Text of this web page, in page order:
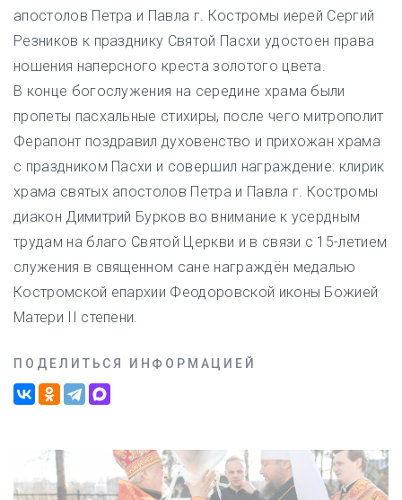
апостолов Петра и Павла г. Костромы иерей Сергий
Резников к празднику Святой Пасхи удостоен права
ношения наперсного креста золотого цвета.
В конце богослужения на середине храма были
пропеты пасхальные стихиры, после чего митрополит
Ферапонт поздравил духовенство и прихожан храма
с праздником Пасхи и совершил награждение: клирик
храма святых апостолов Петра и Павла г. Костромы
диакон Димитрий Бурков во внимание к усердным
трудам на благо Святой Церкви и в связи с 15-летием
служения в священном сане награждён медалью
Костромской епархии Феодоровской иконы Божией
Матери II степени.
ПОДЕЛИТЬСЯ ИНФОРМАЦИЕЙ